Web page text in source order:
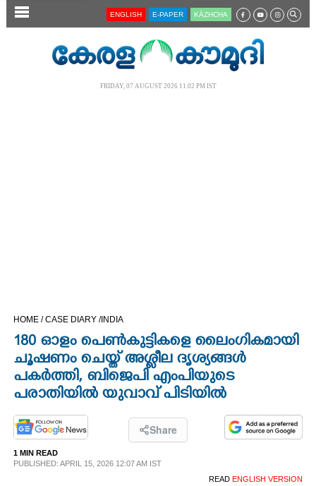
SECTIONS
OPINION
LIFESTYLE
ENGLISH E-PAPER KĀZHCHA
FRIDAY, 07 AUGUST 2026 11.02 PM IST
HOME /CASE DIARY /INDIA
180 ഓളം പെൺകുട്ടികളെ ലൈംഗികമായി
ചൂഷണം ചെയ്ത് അശ്ലീല ദൃശ്യങ്ങൾ
പകർത്തി,​ ബിജെപി എംപിയുടെ
പരാതിയിൽ യുവാവ് പിടിയിൽ
Share
1 MIN READ
PUBLISHED: APRIL 15, 2026 12:07 AM IST
READ ENGLISH VERSION